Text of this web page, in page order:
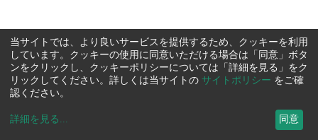
当サイトでは、より良いサービスを提供するため、クッキーを利用
しています。クッキーの使用に同意いただける場合は「同意」ボタ
ンをクリックし、クッキーポリシーについては「詳細を見る」をク
リックしてください。詳しくは当サイトの サイトポリシー をご確
認ください。
詳細を見る ... 同意